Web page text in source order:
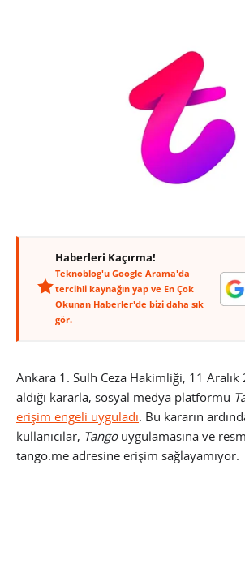
Haberleri Kaçırma!
Teknoblog'u Google Arama'da
tercihli kaynağın yap ve En Çok
Okunan Haberler'de bizi daha sık
gör.
Ankara 1. Sulh Ceza Hakimliği, 11
aldığı kararla, sosyal medya platformu
erişim engeli uyguladı. Bu kararın
kullanıcılar, Tangouygulamasına ve
tango.me adresine erişim sağlayamıyor.